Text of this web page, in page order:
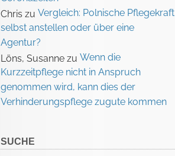
Chris zu Vergleich: Polnische Pflegekraft
selbst anstellen oder über eine
Agentur?
Löns, Susanne zu Wenn die
Kurzzeitpflege nicht in Anspruch
genommen wird, kann dies der
Verhinderungspflege zugute kommen
SUCHE